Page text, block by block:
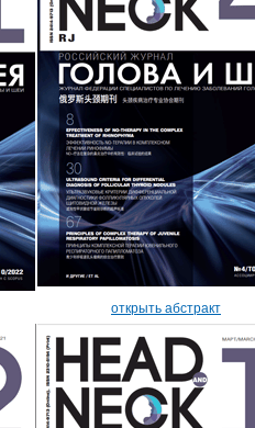
открыть абстракт